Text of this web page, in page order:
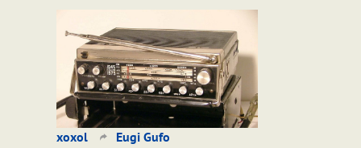
xoxol Eugi Gufo